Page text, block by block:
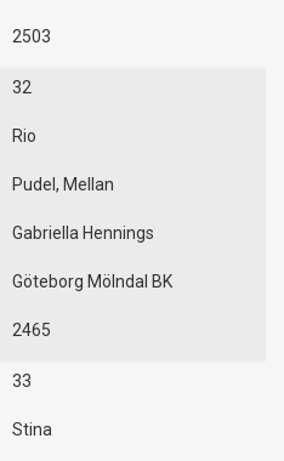
2503
32
Rio
Pudel, Mellan
Gabriella Hennings
Göteborg Mölndal BK
2465
33
Stina